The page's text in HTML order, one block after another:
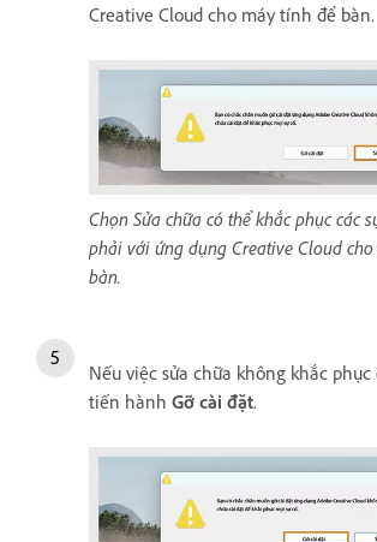
Creative Cloud cho máy tính để bàn.
Chọn Sửa chữa có thể khắc phục các
phải với ứng dụng Creative Cloud
bàn.
Nếu việc sửa chữa không khắc phục
tiến hành Gỡ cài đặt.